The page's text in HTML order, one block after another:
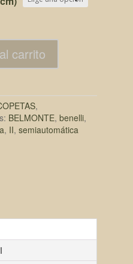
carrito
,
BELMONTE, benelli,
, II, semiautomática